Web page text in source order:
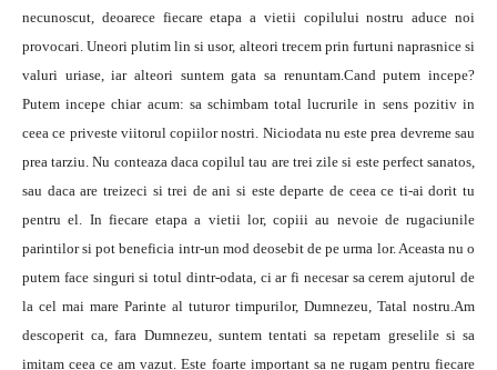
necunoscut, deoarece fiecare etapa a vietii copilului nostru aduce noi
provocari. Uneori plutim lin si usor, alteori trecem prin furtuni naprasnice si
valuri uriase, iar alteori suntem gata sa renuntam.Cand putem incepe?
Putem incepe chiar acum: sa schimbam total lucrurile in sens pozitiv in
ceea ce priveste viitorul copiilor nostri. Niciodata nu este prea devreme sau
prea tarziu. Nu conteaza daca copilul tau are trei zile si este perfect sanatos,
sau daca are treizeci si trei de ani si este departe de ceea ce ti-ai dorit tu
pentru el. In fiecare etapa a vietii lor, copiii au nevoie de rugaciunile
parintilor si pot beneficia intr-un mod deosebit de pe urma lor. Aceasta nu o
putem face singuri si totul dintr-odata, ci ar fi necesar sa cerem ajutorul de
la cel mai mare Parinte al tuturor timpurilor, Dumnezeu, Tatal nostru.Am
descoperit ca, fara Dumnezeu, suntem tentati sa repetam greselile si sa
imitam ceea ce am vazut. Este foarte important sa ne rugam pentru fiecare